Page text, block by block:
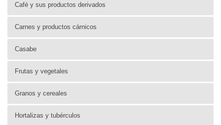
Café y sus productos derivados
Carnes y productos cárnicos
Casabe
Frutas y vegetales
Granos y cereales
Hortalizas y tubérculos